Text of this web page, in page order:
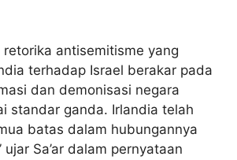
retorika antisemitisme yang
terhadap Israel berakar pada
dan demonisasi negara
standar ganda. Irlandia telah
batas dalam hubungannya
ujar Sa’ar dalam pernyataan